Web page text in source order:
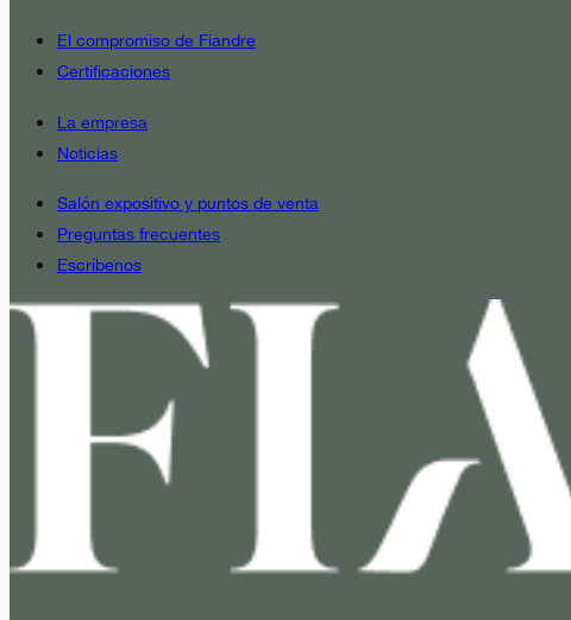
El compromiso de Fiandre
Certificaciones
La empresa
Noticias
Salón expositivo y puntos de venta
Preguntas frecuentes
Escríbenos